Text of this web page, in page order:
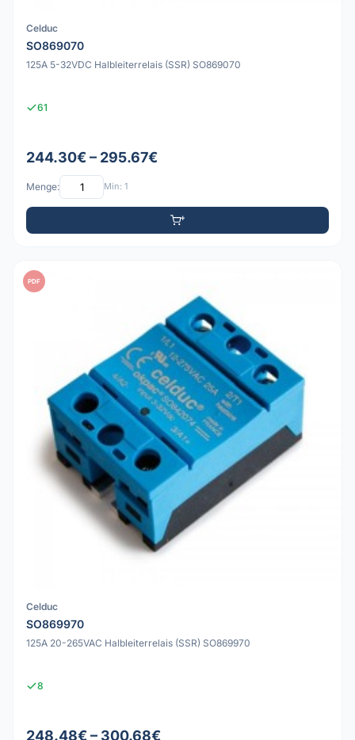
Celduc
SO869070
125A 5-32VDC Halbleiterrelais (SSR) SO869070
61
244.30€ – 295.67€
Menge: Min: 1
PDF
Celduc
SO869970
125A 20-265VAC Halbleiterrelais (SSR) SO869970
8
248.48€ – 300.68€